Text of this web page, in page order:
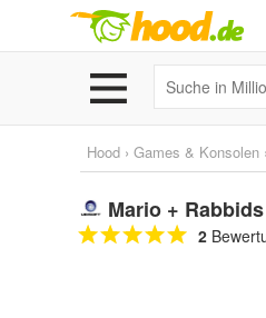
Hood › Games & Konsolen ›
Mario +
2